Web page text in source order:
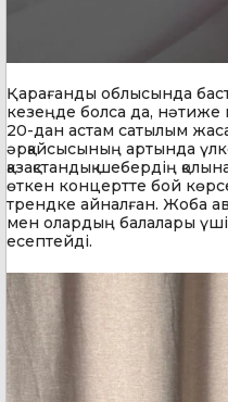
Қарағанды облысында
кезеңде болса да, нәтиже
20-дан астам сатылым
әрқайсысының артында
қазақстандық шебердің
өткен концертте бой
трендке айналған. Жоба
мен олардың балалары
есептейді.